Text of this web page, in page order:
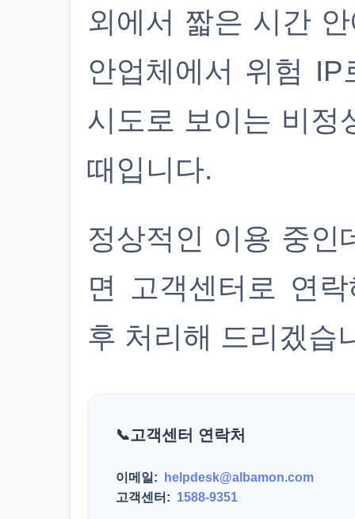
외에서 짧은 시간
안업체에서 위험
시도로 보이는 비정
때입니다.
정상적인 이용 중인
면 고객센터로 연
후 처리해 드리겠습
고객센터 연락처
이메일:
helpdesk@albamon.com
고객센터: 1588-9351